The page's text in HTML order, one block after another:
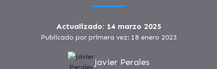
Actualizado: 14 marzo 2025
Publicado por primera vez: 18 enero 2023
Javier Perales